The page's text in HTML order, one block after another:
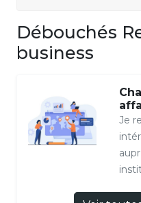
Débouchés
business
Je